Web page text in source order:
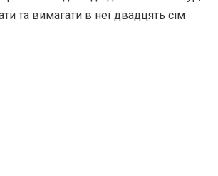
та вимагати в неї двадцять сім